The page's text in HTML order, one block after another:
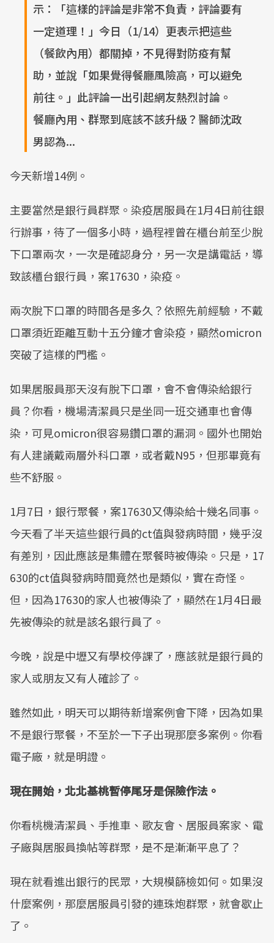
示：「這樣的評論是非常不負責，評論要有
一定道理！」今日（1/14）更表示把這些
（餐飲內用）都關掉，不見得對防疫有幫
助，並說「如果覺得餐廳風險高，可以避免
前往。」此評論一出引起網友熱烈討論。
餐廳內用、群聚到底該不該升級？醫師沈政
男認為...
今天新增14例。
主要當然是銀行員群聚。染疫居服員在1月4日前往銀
行辦事，待了一個多小時，過程裡曾在櫃台前至少脫
下口罩兩次，一次是確認身分，另一次是講電話，導
致該櫃台銀行員，案17630，染疫。
兩次脫下口罩的時間各是多久？依照先前經驗，不戴
口罩須近距離互動十五分鐘才會染疫，顯然omicron
突破了這樣的門檻。
如果居服員那天沒有脫下口罩，會不會傳染給銀行
員？你看，機場清潔員只是坐同一班交通車也會傳
染，可見omicron很容易鑽口罩的漏洞。國外也開始
有人建議戴兩層外科口罩，或者戴N95，但那畢竟有
些不舒服。
1月7日，銀行聚餐，案17630又傳染給十幾名同事。
今天看了半天這些銀行員的ct值與發病時間，幾乎沒
有差別，因此應該是集體在聚餐時被傳染。只是，17
630的ct值與發病時間竟然也是類似，實在奇怪。
但，因為17630的家人也被傳染了，顯然在1月4日最
先被傳染的就是該名銀行員了。
今晚，說是中壢又有學校停課了，應該就是銀行員的
家人或朋友又有人確診了。
雖然如此，明天可以期待新增案例會下降，因為如果
不是銀行聚餐，不至於一下子出現那麼多案例。你看
電子廠，就是明證。
現在開始，北北基桃暫停尾牙是保險作法。
你看桃機清潔員、手推車、歌友會、居服員案家、電
子廠與居服員換帖等群聚，是不是漸漸平息了？
現在就看進出銀行的民眾，大規模篩檢如何。如果沒
什麼案例，那麼居服員引發的連珠炮群聚，就會歇止
了。